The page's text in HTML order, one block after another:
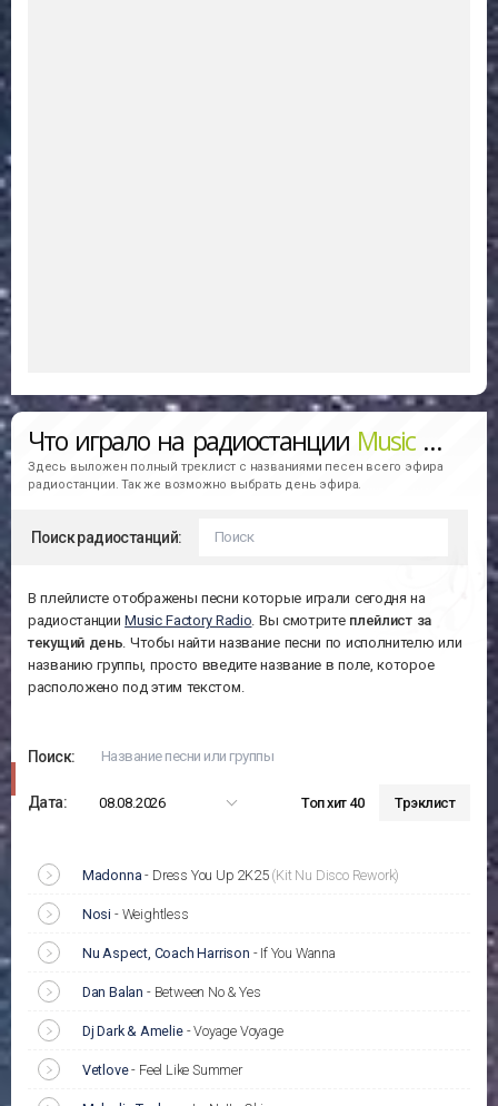
Что играло на радиостанции Music Factory Radio
Здесь выложен полный треклист с названиями песен всего эфира
радиостанции. Так же возможно выбрать день эфира.
Поиск радиостанций:
В плейлисте отображены песни которые играли сегодня на
радиостанцииMusic Factory Radio . Вы смотрите плейлист за
текущий день . Чтобы найти название песни по исполнителю или
названию группы, просто введите название в поле, которое
расположено под этим текстом.
Поиск:
Дата: 08.08.2026 Топ хит 40 Трэклист
Madonna - Dress You Up 2K25 (Kit Nu Disco Rework)
Nosi - Weightless
Nu Aspect, Coach Harrison - If You Wanna
Dan Balan - Between No & Yes
Dj Dark & Amelie-Voyage Voyage
Vetlove- Feel Like Summer